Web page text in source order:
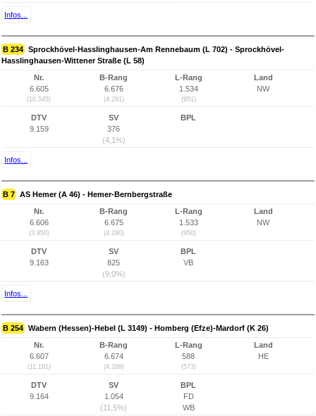
Infos...
B 234 Sprockhövel-Hasslinghausen-Am Rennebaum (L 702) - Sprockhövel-
Hasslinghausen-Wittener Straße (L 58)
Nr.
6.605
(10.545)
B-Rang
6.676
(4.291)
L-Rang
1.534
(951)
Land
NW
DTV
9.159
SV
376
(4,1%)
BPL
Infos...
B 7 AS Hemer (A 46) - Hemer-Bernbergstraße
Nr.
6.606
(3.850)
B-Rang
6.675
(4.290)
L-Rang
1.533
(950)
Land
NW
DTV
9.163
SV
825
(9,0%)
BPL
VB
Infos...
B 254 Wabern (Hessen)-Hebel (L 3149) - Homberg (Efze)-Mardorf (K 26)
Nr.
6.607
(11.181)
B-Rang
6.674
(4.289)
L-Rang
588
(573)
Land
HE
DTV
9.164
SV
1.054
(11,5%)
BPL
FD
WB